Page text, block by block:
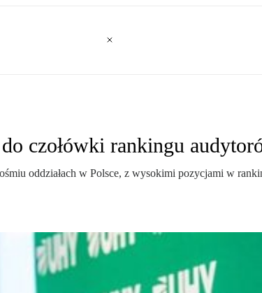
czołówki rankingu
oddziałach w Polsce, z wysokimi pozycjami w